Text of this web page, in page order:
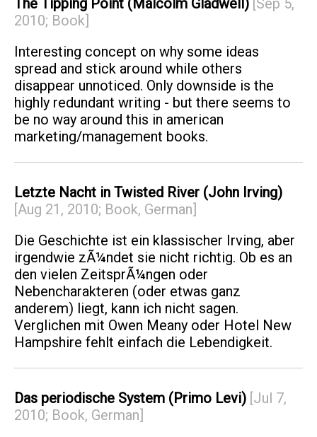
The Tipping Point (Malcolm Gladwell) [Sep 5,
2010; Book]
Interesting concept on why some ideas
spread and stick around while others
disappear unnoticed. Only downside is the
highly redundant writing - but there seems to
be no way around this in american
marketing/management books.
Letzte Nacht in Twisted River (John Irving)
[Aug 21, 2010; Book, German]
Die Geschichte ist ein klassischer Irving, aber
irgendwie zÃ¼ndet sie nicht richtig. Ob es an
den vielen ZeitsprÃ¼ngen oder
Nebencharakteren (oder etwas ganz
anderem) liegt, kann ich nicht sagen.
Verglichen mit Owen Meany oder Hotel New
Hampshire fehlt einfach die Lebendigkeit.
Das periodische System (Primo Levi) [Jul 7,
2010; Book, German]